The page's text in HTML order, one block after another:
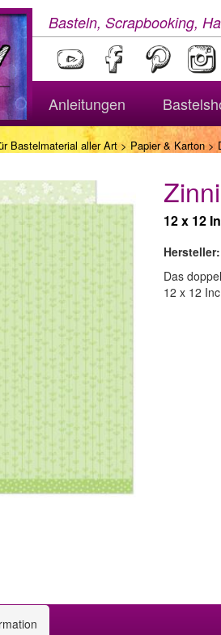
Basteln, Scrapbooking,
Anleitungen
Bastelmaterial aller Art> Papier & Karton>
12 x 12
Hersteller:
Das
12 x 12